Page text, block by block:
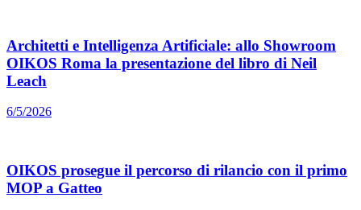
Architetti e Intelligenza Artificiale: allo Showroom
OIKOS Roma la presentazione del libro di Neil
Leach
6/5/2026
OIKOS prosegue il percorso di rilancio con il primo
MOP a Gatteo